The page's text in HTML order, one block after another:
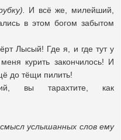
И всё же, милейший,
в этом богом забытом
Лысый! Где я, и где тут у
курить закончилось! И
до тёщи пилить!
вы тарахтите, как
услышанных слов ему